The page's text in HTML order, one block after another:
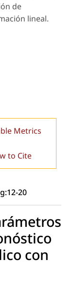
de
lineal.
Metrics
to Cite
20
con